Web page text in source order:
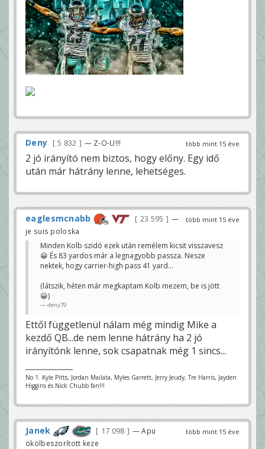
több mint 15 éve
Deny 5 832 — Z-O-U!!!
2 jó irányító nem biztos, hogy előny. Egy idő
után már hátrány lenne, lehetséges.
több mint 15 éve
eaglesmcnabb 23 595
—
je suis poloska
Minden Kolb szidó ezek után remélem kicsit visszavesz
😀 És 83 yardos már a legnagyobb passza. Nesze
nektek, hogy carrier-high pass 41 yard...
(látszik, héten már megkaptam Kolb mezem, be is jött
😀)
deny79
Ettől függetlenül nálam még mindig Mike a
kezdő QB...de nem lenne hátrány ha 2 jó
irányítónk lenne, sok csapatnak még 1 sincs...
No 1. Kyle Pitts, Jordan Mailata, Myles Garrett, Jerry Jeudy, Tre Harris, Jayden
Higgins és Nick Chubb fan!!!
több mint 15 éve
Janek 17 098
— Apu
ökölbeszorított keze